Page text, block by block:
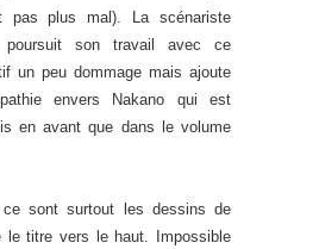
pas plus mal). La scénariste
poursuit son travail avec ce
un peu dommage mais ajoute
envers Nakano qui est
en avant que dans le volume
sont surtout les dessins de
titre vers le haut. Impossible